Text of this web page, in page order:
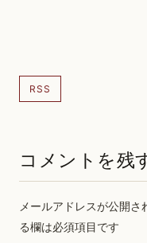
RSS
コメントを残
メールアドレスが公開さ
る欄は必須項目です